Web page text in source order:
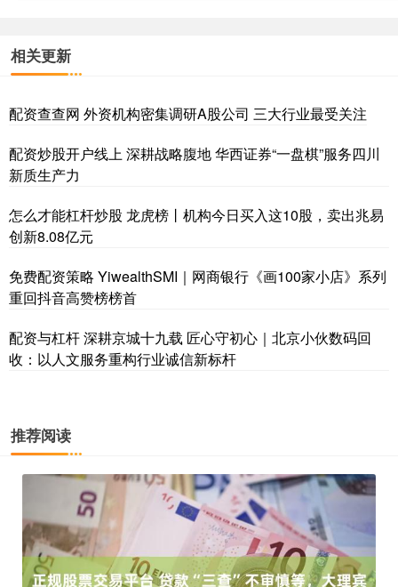
相关更新
配资查查网 外资机构密集调研A股公司 三大行业最受关注
配资炒股开户线上 深耕战略腹地 华西证券“一盘棋”服务四川
新质生产力
怎么才能杠杆炒股 龙虎榜丨机构今日买入这10股，卖出兆易
创新8.08亿元
免费配资策略 YiwealthSMI｜网商银行《画100家小店》系列
重回抖音高赞榜榜首
配资与杠杆 深耕京城十九载 匠心守初心｜北京小伙数码回
收：以人文服务重构行业诚信新标杆
推荐阅读